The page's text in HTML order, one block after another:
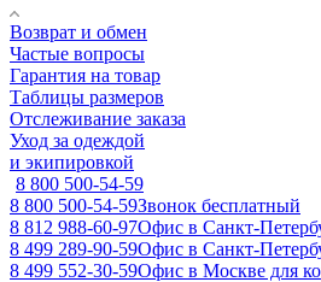
Возврат и обмен
Частые вопросы
Гарантия на товар
Таблицы размеров
Отслеживание заказа
Уход за одеждой
и экипировкой
8 800 500-54-59
8 800 500-54-59Звонок бесплатный
8 812 988-60-97Офис в Санкт-
8 499 289-90-59Офис в Санкт-
8 499 552-30-59Офис в Москве для